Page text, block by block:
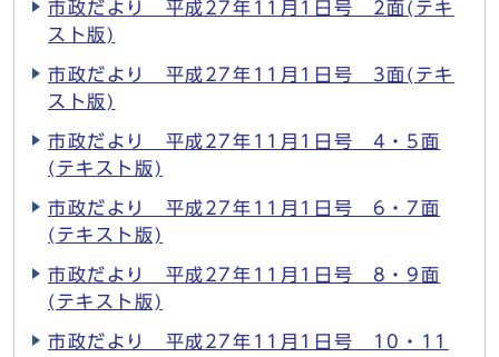
市政だより 平成27年11月1日号 2面(テキ
スト版)
市政だより 平成27年11月1日号 3面(テキ
スト版)
市政だより 平成27年11月1日号 4・5面
(テキスト版)
市政だより 平成27年11月1日号 6・7面
(テキスト版)
市政だより 平成27年11月1日号 8・9面
(テキスト版)
市政だより 平成27年11月1日号 10・11